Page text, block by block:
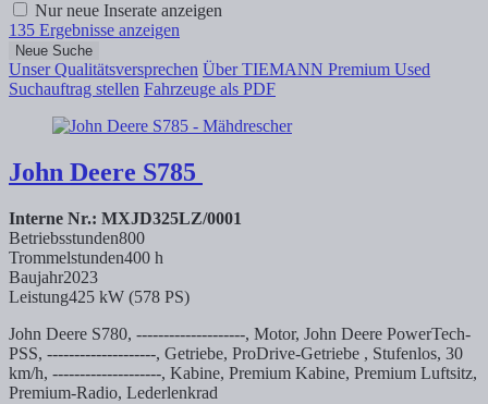
Nur neue Inserate anzeigen
135 Ergebnisse anzeigen
Neue Suche
Unser Qualitätsversprechen Über TIEMANN Premium Used
Suchauftrag stellen Fahrzeuge als PDF
John Deere S785
Interne Nr.: MXJD325LZ/0001
Betriebsstunden800
Trommelstunden400 h
Baujahr2023
Leistung425 kW (578 PS)
John Deere S780, --------------------, Motor, John Deere PowerTech-
PSS, --------------------, Getriebe, ProDrive-Getriebe , Stufenlos, 30
km/h, --------------------, Kabine, Premium Kabine, Premium Luftsitz,
Premium-Radio, Lederlenkrad